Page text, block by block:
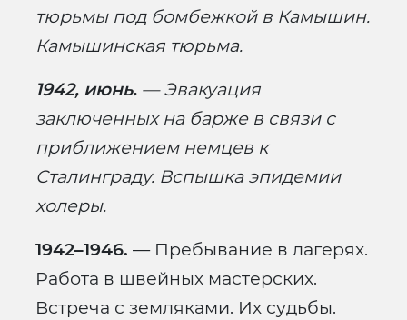
тюрьмы под бомбежкой в Камышин.
Камышинская тюрьма.
1942, июнь. — Эвакуация
заключенных на барже в связи с
приближением немцев к
Сталинграду. Вспышка эпидемии
холеры.
1942–1946. — Пребывание в лагерях.
Работа в швейных мастерских.
Встреча с земляками. Их судьбы.